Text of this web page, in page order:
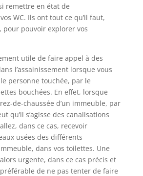
remettre en état de
WC. Ils ont tout ce qu’il faut,
pour pouvoir explorer vos
utile de faire appel à des
l’assainissement lorsque vous
personne touchée, par le
bouchées. En effet, lorsque
de-chaussée d’un immeuble, par
qu’il s’agisse des canalisations
dans ce cas, recevoir
usées des différents
dans vos toilettes. Une
urgente, dans ce cas précis et
de ne pas tenter de faire